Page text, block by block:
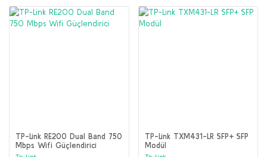
TP-Link RE200 Dual Band 750
Mbps Wifi Güçlendirici
TP-Link TXM431-LR SFP+ SFP
Modül